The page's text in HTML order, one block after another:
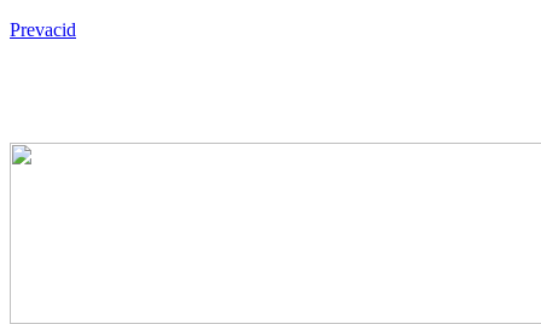
Prevacid